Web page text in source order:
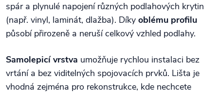
spár a plynulé napojení různých podlahových krytin
(např. vinyl, laminát, dlažba). Díky oblému profilu
působí přirozeně a neruší celkový vzhled podlahy.
Samolepicí vrstva umožňuje rychlou instalaci bez
vrtání a bez viditelných spojovacích prvků. Lišta je
vhodná zejména pro rekonstrukce, kde nechcete